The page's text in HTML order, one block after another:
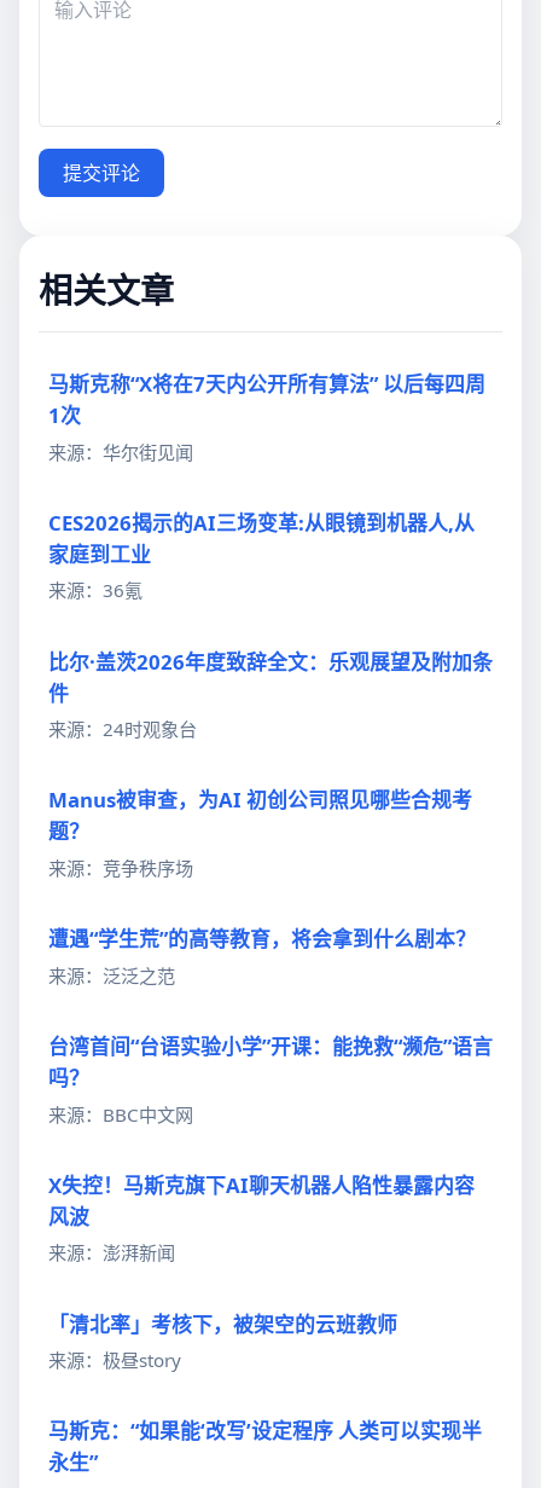
提交评论
相关文章
马斯克称“X将在7天内公开所有算法” 以后每四周
1次
来源：华尔街见闻
CES2026揭示的AI三场变革:从眼镜到机器人,从
家庭到工业
来源：36氪
比尔·盖茨2026年度致辞全文：乐观展望及附加条
件
来源：24时观象台
Manus被审查，为AI 初创公司照见哪些合规考
题？
来源：竞争秩序场
遭遇“学生荒”的高等教育，将会拿到什么剧本？
来源：泛泛之范
台湾首间“台语实验小学”开课：能挽救“濒危”语言
吗？
来源：BBC中文网
X失控！马斯克旗下AI聊天机器人陷性暴露内容
风波
来源：澎湃新闻
「清北率」考核下，被架空的云班教师
来源：极昼story
马斯克：“如果能‘改写’设定程序 人类可以实现半
永生”